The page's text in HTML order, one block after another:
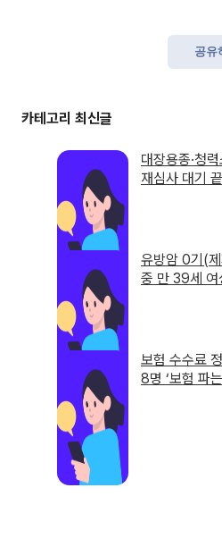
공유
대장용종·청
재심사 대기
유방암 0기(
중 만 39세 여
보험 수수료
8명 ‘보험 파